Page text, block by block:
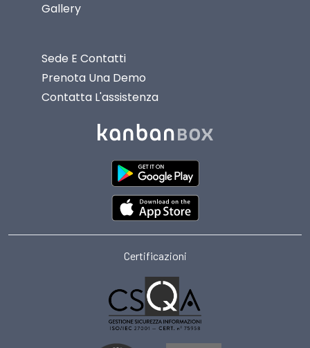
Gallery
Sede E Contatti
Prenota Una Demo
Contatta L'assistenza
Certificazioni